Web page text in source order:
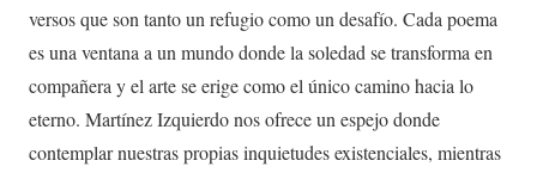
versos que son tanto un refugio como un desafío. Cada poema
es una ventana a un mundo donde la soledad se transforma en
compañera y el arte se erige como el único camino hacia lo
eterno. Martínez Izquierdo nos ofrece un espejo donde
contemplar nuestras propias inquietudes existenciales, mientras